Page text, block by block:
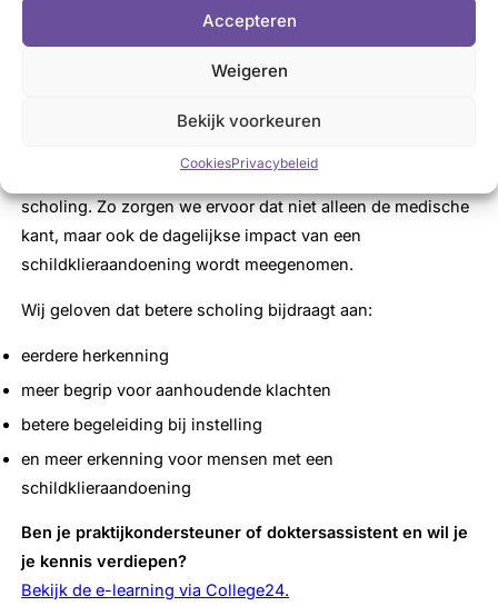
Accepteren
Weigeren
Bekijk voorkeuren
CookiesPrivacybeleid
De inhoud is praktisch en direct toepasbaar in de
spreekkamer.
scholing. Zo zorgen we ervoor dat niet alleen de medische
kant, maar ook de dagelijkse impact van een
schildklieraandoening wordt meegenomen.
Wij geloven dat betere scholing bijdraagt aan:
eerdere herkenning
meer begrip voor aanhoudende klachten
betere begeleiding bij instelling
en meer erkenning voor mensen met een
schildklieraandoening
Ben je praktijkondersteuner of doktersassistent en wil je
je kennis verdiepen?
Bekijk de e-learning via College24.